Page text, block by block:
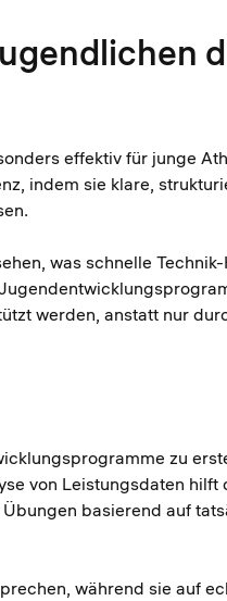
effektiv für junge
indem sie klare,
was schnelle
werden, anstatt nur
zu
von Leistungsdaten hilft
basierend auf
während sie auf